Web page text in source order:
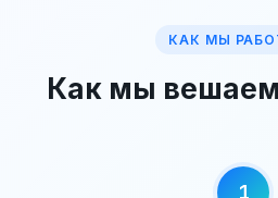
КАК МЫ
Как мы вешаем